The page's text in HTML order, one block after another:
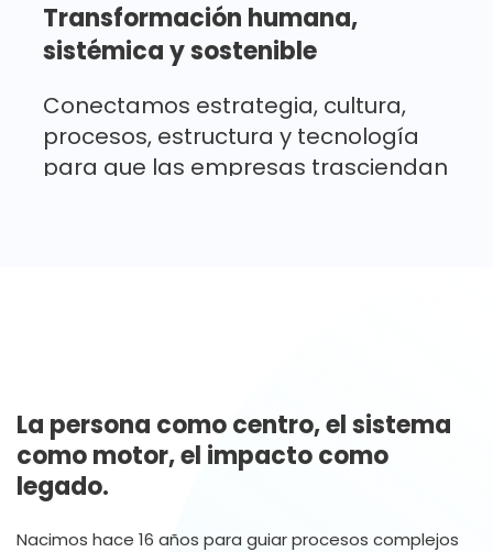
Transformación humana,
sistémica y sostenible
Conectamos estrategia, cultura,
procesos, estructura y tecnología
para que las empresas trasciendan
La persona como centro, el sistema
como motor, el impacto como
legado.
Nacimos hace 16 años para guiar procesos complejos